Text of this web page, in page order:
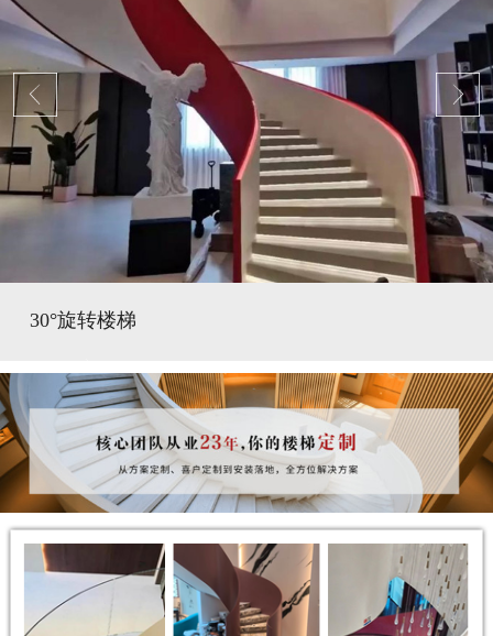
30°旋转楼梯